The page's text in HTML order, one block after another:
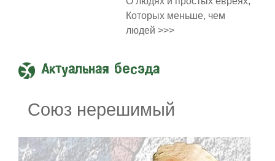
Которых меньше, чем
людей >>>
Актуальная бесэда
Союз нерешимый